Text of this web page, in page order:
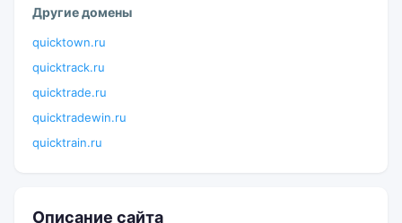
Другие домены
quicktown.ru
quicktrack.ru
quicktrade.ru
quicktradewin.ru
quicktrain.ru
Описание сайта